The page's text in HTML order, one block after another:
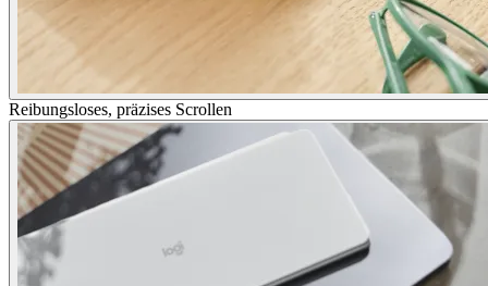
Reibungsloses, präzises Scrollen